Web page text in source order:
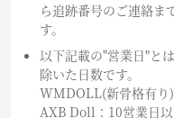
ら追跡番号のご連絡ま
す。
以下記載の"営業日"と
除いた日数です。
WMDOLL(新骨格有り
AXB Doll：10営業日